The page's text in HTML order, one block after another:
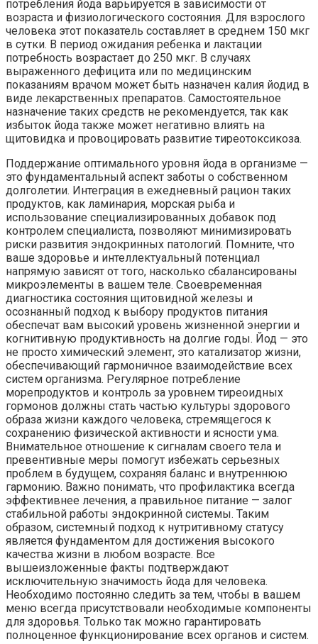
потребления йода варьируется в зависимости от
возраста и физиологического состояния. Для взрослого
человека этот показатель составляет в среднем 150 мкг
в сутки. В период ожидания ребенка и лактации
потребность возрастает до 250 мкг. В случаях
выраженного дефицита или по медицинским
показаниям врачом может быть назначен калия йодид в
виде лекарственных препаратов. Самостоятельное
назначение таких средств не рекомендуется, так как
избыток йода также может негативно влиять на
щитовидка и провоцировать развитие тиреотоксикоза.
Поддержание оптимального уровня йода в организме —
это фундаментальный аспект заботы о собственном
долголетии. Интеграция в ежедневный рацион таких
продуктов, как ламинария, морская рыба и
использование специализированных добавок под
контролем специалиста, позволяют минимизировать
риски развития эндокринных патологий. Помните, что
ваше здоровье и интеллектуальный потенциал
напрямую зависят от того, насколько сбалансированы
микроэлементы в вашем теле. Своевременная
диагностика состояния щитовидной железы и
осознанный подход к выбору продуктов питания
обеспечат вам высокий уровень жизненной энергии и
когнитивную продуктивность на долгие годы. Йод — это
не просто химический элемент, это катализатор жизни,
обеспечивающий гармоничное взаимодействие всех
систем организма. Регулярное потребление
морепродуктов и контроль за уровнем тиреоидных
гормонов должны стать частью культуры здорового
образа жизни каждого человека, стремящегося к
сохранению физической активности и ясности ума.
Внимательное отношение к сигналам своего тела и
превентивные меры помогут избежать серьезных
проблем в будущем, сохраняя баланс и внутреннюю
гармонию. Важно понимать, что профилактика всегда
эффективнее лечения, а правильное питание — залог
стабильной работы эндокринной системы. Таким
образом, системный подход к нутритивному статусу
является фундаментом для достижения высокого
качества жизни в любом возрасте. Все
вышеизложенные факты подтверждают
исключительную значимость йода для человека.
Необходимо постоянно следить за тем, чтобы в вашем
меню всегда присутствовали необходимые компоненты
для здоровья. Только так можно гарантировать
полноценное функционирование всех органов и систем.